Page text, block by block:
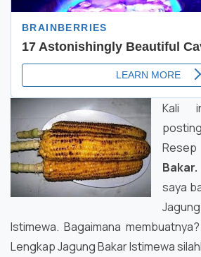
Kali
Bakar.
saya
Istimewa. Bagaimana
Lengkap Jagung Bakar Istimewa